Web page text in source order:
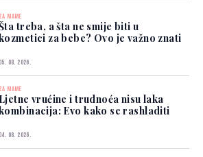
ZA MAME
treba, a šta ne smije biti u
za bebe? Ovo je važno znati
05. 08. 2026.
ZA MAME
Ljetne vrućine i trudnoća nisu laka
Evo kako se rashladiti
04. 08. 2026.